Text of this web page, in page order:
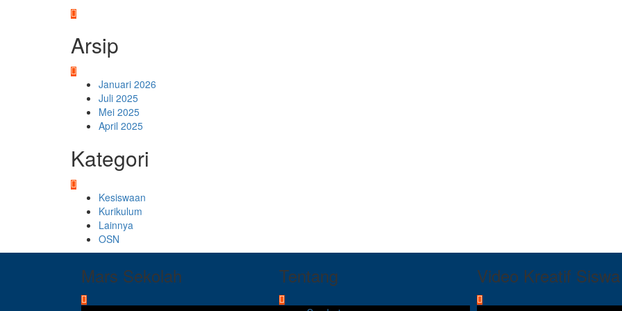
Arsip
Januari 2026
Juli 2025
Mei 2025
April 2025
Kategori
Kesiswaan
Kurikulum
Lainnya
OSN
Mars Sekolah Tentang Video Kreatif Siswa